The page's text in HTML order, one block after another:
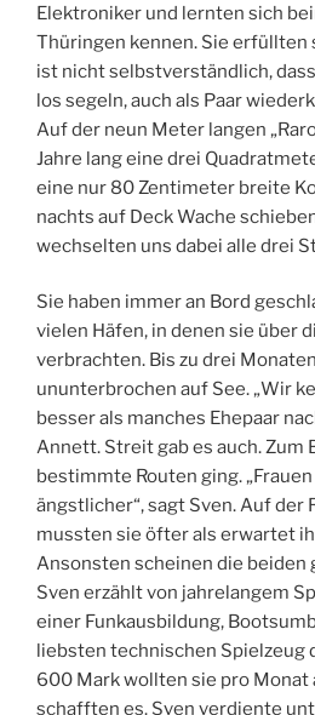
Elektroniker und lernten sich
Thüringen kennen. Sie erfüllten
ist nicht selbstverständlich,
los segeln, auch als Paar
Auf der neun Meter langen
Jahre lang eine drei
eine nur 80 Zentimeter breite
nachts auf Deck Wache
wechselten uns dabei alle drei
Sie haben immer an Bord
vielen Häfen, in denen sie über
verbrachten. Bis zu drei
ununterbrochen auf See. „Wir
besser als manches Ehepaar
Annett. Streit gab es auch. Zum
bestimmte Routen ging.
ängstlicher“, sagt Sven. Auf der
mussten sie öfter als erwartet
Ansonsten scheinen die beiden
Sven erzählt von jahrelangem
einer Funkausbildung,
liebsten technischen Spielzeug
600 Mark wollten sie pro Monat
schafften es. Sven verdiente